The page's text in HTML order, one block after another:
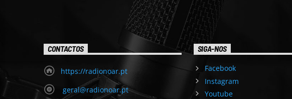
CONTACTOS
https://radionoar.pt
geral@radionoar.pt
SIGA-NOS
Facebook
Instagram
Youtube